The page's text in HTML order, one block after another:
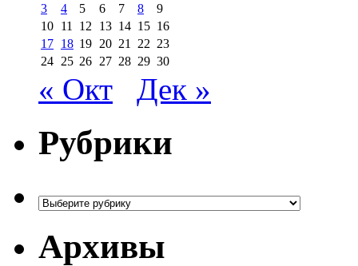
3
4 5 6 7 8
9
10 11 12 13 14 15 16
17 18 19 20 21 22 23
24 25 26 27 28 29 30
« Окт Дек »
Рубрики
Рубрики
Архивы